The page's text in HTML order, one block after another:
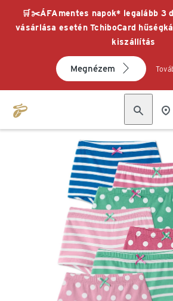
🛒✂️ÁFAmentes napok* legalább 3
vásárlása esetén TchiboCard
kiszállítás
Megnézem